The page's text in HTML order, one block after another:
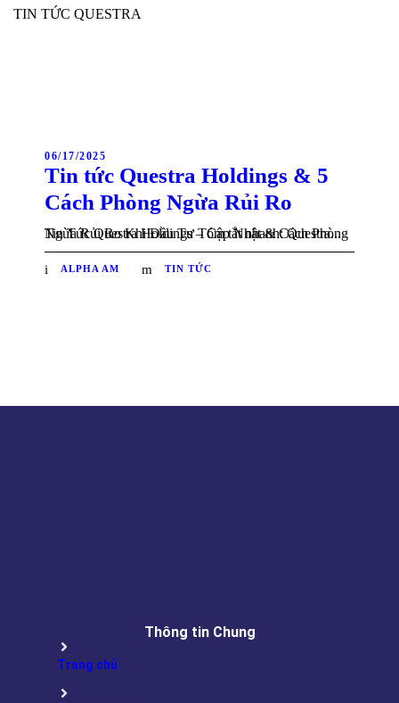
TIN TỨC QUESTRA
06/17/2025
Tin tức Questra Holdings & 5
Cách Phòng Ngừa Rủi Ro
Tin Tức Questra Holdings – Cập Nhật & Cách Phòng Ngừa Rủi Ro Khi Đầu Tư Tóm tắt nhanh: Questra...
ALPHA AM TIN TỨC
Thông tin Chung
Trang chủ